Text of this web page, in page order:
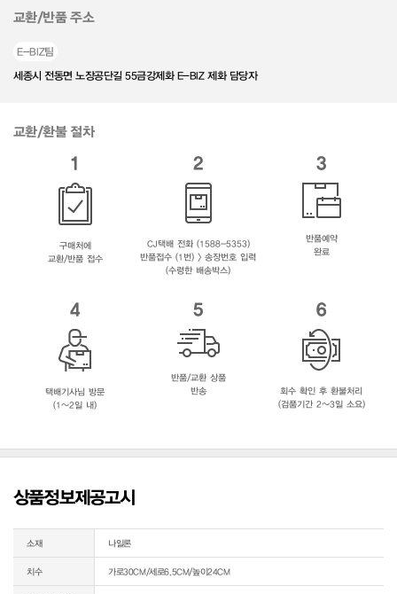
교환/반품 주소
E-BIZ팀
세종시 전동면 노장공단길 55금강제화 E-BIZ 제화 담당자
교환/환불 절차
1
구매처에
교환/반품 접수
2
CJ택배 전화 (1588-5353)
반품접수 (1번) > 송장번호 입력
(수령한 배송박스)
3
반품예약
완료
4
택배기사님 방문
(1~2일 내)
5
반품/교환 상품
반송
6
회수 확인 후 환불처리
(검품기간 2~3일 소요)
상품정보제공고시
소재 나일론
치수 가로30CM/세로6.5CM/높이24CM